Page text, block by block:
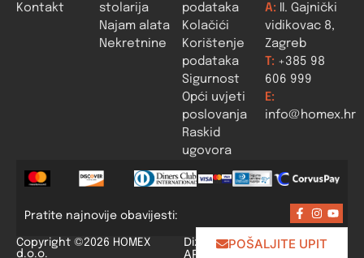
POŠALJITE UPIT
Kontakt
stolarija
Najam alata
Nekretnine
podataka
Kolačići
Korištenje
podataka
Sigurnost
Opći uvjeti
poslovanja
Raskid
ugovora
A: II. Gajnički
vidikovac 8,
Zagreb
T: +385 98
606 999
E:
info@homex.hr
Pratite najnovije obavijesti:
Copyright ©2026 HOMEX
d.o.o.
Dizajn i izrada:
APLIKACIJE .HR